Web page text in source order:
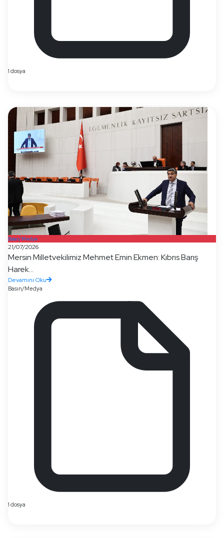
1 dosya
Basın/Medya
21/07/2026
Mersin Milletvekilimiz Mehmet Emin Ekmen: Kıbrıs Barış
Harek...
Devamını Oku
Basın/Medya
1 dosya